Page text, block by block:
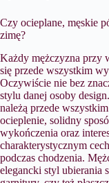
Czy ocieplane, męskie
zimę?
Każdy mężczyzna przy
się przede wszystkim
Oczywiście nie bez
stylu danej osoby
należą przede
ocieplenie, solidny
wykończenia oraz
charakterystycznym
podczas chodzenia.
elegancki styl ubierania